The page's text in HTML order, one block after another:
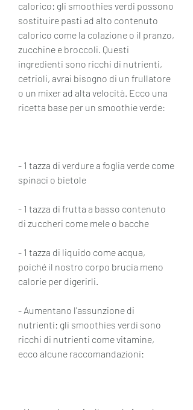
calorico: gli smoothies verdi possono
sostituire pasti ad alto contenuto
calorico come la colazione o il pranzo,
zucchine e broccoli. Questi
ingredienti sono ricchi di nutrienti,
cetrioli, avrai bisogno di un frullatore
o un mixer ad alta velocità. Ecco una
ricetta base per un smoothie verde:
- 1 tazza di verdure a foglia verde come
spinaci o bietole
- 1 tazza di frutta a basso contenuto
di zuccheri come mele o bacche
- 1 tazza di liquido come acqua,
poiché il nostro corpo brucia meno
calorie per digerirli.
- Aumentano l'assunzione di
nutrienti: gli smoothies verdi sono
ricchi di nutrienti come vitamine,
ecco alcune raccomandazioni: